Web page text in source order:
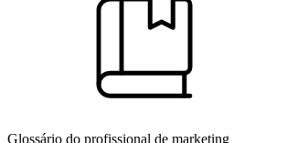
Glossário do profissional de marketing